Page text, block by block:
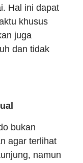
Hal ini dapat
khusus
juga
dan tidak
bukan
agar terlihat
namun